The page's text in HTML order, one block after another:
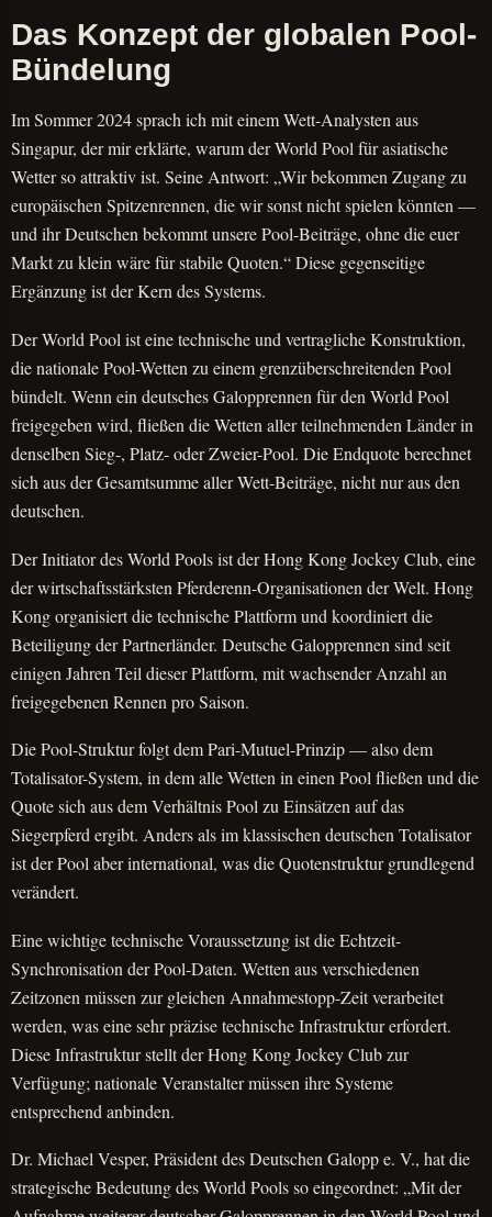
Das Konzept der globalen Pool-
Bündelung
Im Sommer 2024 sprach ich mit einem Wett-Analysten aus
Singapur, der mir erklärte, warum der World Pool für asiatische
Wetter so attraktiv ist. Seine Antwort: „Wir bekommen Zugang zu
europäischen Spitzenrennen, die wir sonst nicht spielen könnten —
und ihr Deutschen bekommt unsere Pool-Beiträge, ohne die euer
Markt zu klein wäre für stabile Quoten.“ Diese gegenseitige
Ergänzung ist der Kern des Systems.
Der World Pool ist eine technische und vertragliche Konstruktion,
die nationale Pool-Wetten zu einem grenzüberschreitenden Pool
bündelt. Wenn ein deutsches Galopprennen für den World Pool
freigegeben wird, fließen die Wetten aller teilnehmenden Länder in
denselben Sieg-, Platz- oder Zweier-Pool. Die Endquote berechnet
sich aus der Gesamtsumme aller Wett-Beiträge, nicht nur aus den
deutschen.
Der Initiator des World Pools ist der Hong Kong Jockey Club, eine
der wirtschaftsstärksten Pferderenn-Organisationen der Welt. Hong
Kong organisiert die technische Plattform und koordiniert die
Beteiligung der Partnerländer. Deutsche Galopprennen sind seit
einigen Jahren Teil dieser Plattform, mit wachsender Anzahl an
freigegebenen Rennen pro Saison.
Die Pool-Struktur folgt dem Pari-Mutuel-Prinzip — also dem
Totalisator-System, in dem alle Wetten in einen Pool fließen und die
Quote sich aus dem Verhältnis Pool zu Einsätzen auf das
Siegerpferd ergibt. Anders als im klassischen deutschen Totalisator
ist der Pool aber international, was die Quotenstruktur grundlegend
verändert.
Eine wichtige technische Voraussetzung ist die Echtzeit-
Synchronisation der Pool-Daten. Wetten aus verschiedenen
Zeitzonen müssen zur gleichen Annahmestopp-Zeit verarbeitet
werden, was eine sehr präzise technische Infrastruktur erfordert.
Diese Infrastruktur stellt der Hong Kong Jockey Club zur
Verfügung; nationale Veranstalter müssen ihre Systeme
entsprechend anbinden.
Dr. Michael Vesper, Präsident des Deutschen Galopp e. V., hat die
strategische Bedeutung des World Pools so eingeordnet: „Mit der